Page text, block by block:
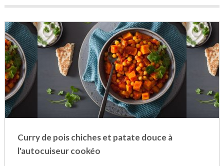
Curry de pois chiches et patate douce à
l'autocuiseur cookéo